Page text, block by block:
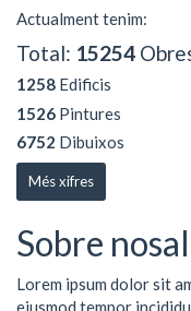
Actualment tenim:
Total: 15254
1258 Edificis
1526 Pintures
6752 Dibuixos
Més xifres
Sobre
Lorem ipsum dolor sit
eiusmod tempor